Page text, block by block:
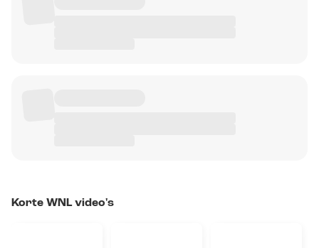
Korte WNL video's